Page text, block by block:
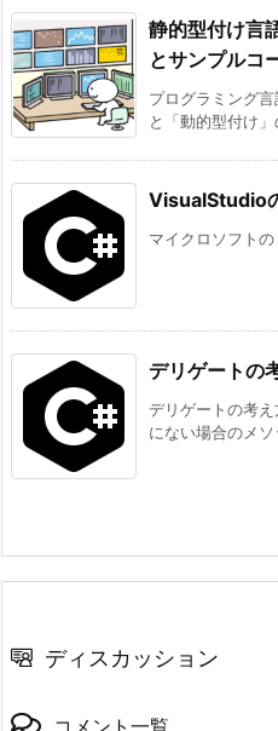
静的型付け言
とサンプルコ
プログラミング言
と「動的型付け
VisualStudio
マイクロソフト
デリゲートの
デリゲートの考
にない場合のメ
ディスカッション